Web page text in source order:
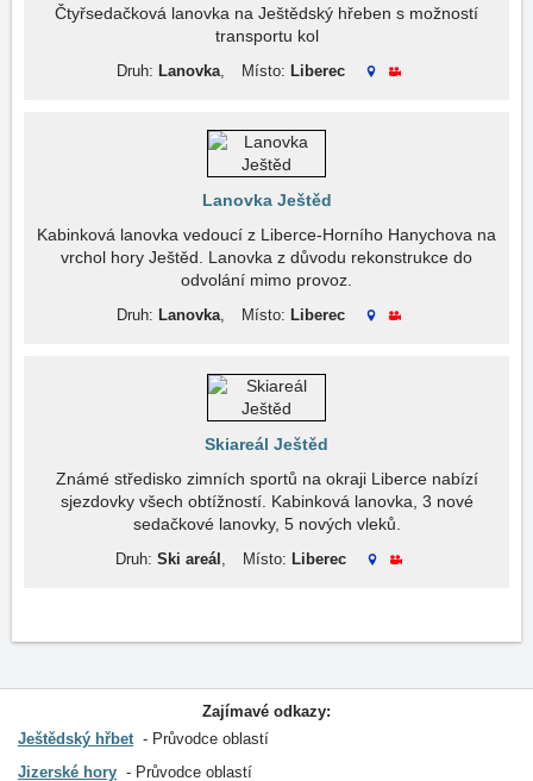
Čtyřsedačková lanovka na Ještědský hřeben s možností
transportu kol
Druh: Lanovka, Místo: Liberec
Lanovka Ještěd
Kabinková lanovka vedoucí z Liberce-Horního Hanychova na
vrchol hory Ještěd. Lanovka z důvodu rekonstrukce do
odvolání mimo provoz.
Druh: Lanovka, Místo: Liberec
Skiareál Ještěd
Známé středisko zimních sportů na okraji Liberce nabízí
sjezdovky všech obtížností. Kabinková lanovka, 3 nové
sedačkové lanovky, 5 nových vleků.
Druh: Ski areál , Místo: Liberec
Zajímavé odkazy:
Ještědský hřbet
Průvodce oblastí
Jizerské hory
Průvodce oblastí